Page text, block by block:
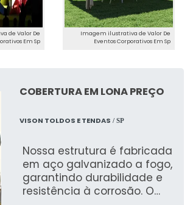
eventos corporativos.
DOS PREÇOS
e Catering
catering para eventos podem
50 a R$ 200 por pessoa,
do menu e das opções
e Equipamentos de
de Valor De
Em Sp
Imagem ilustrativa de Valor De
Eventos Corporativos Em Sp
COBERTURA EM LONA PREÇO
VISON TOLDOS E TENDAS / SP
Nossa estrutura é fabricada
em aço galvanizado a fogo,
garantindo durabilidade e
resistência à corrosão. O